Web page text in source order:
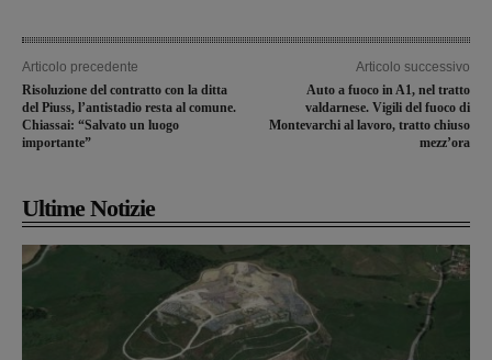
Articolo precedente
Risoluzione del contratto con la ditta
del Piuss, l’antistadio resta al comune.
Chiassai: “Salvato un luogo
importante”
Articolo successivo
Auto a fuoco in A1, nel tratto
valdarnese. Vigili del fuoco di
Montevarchi al lavoro, tratto chiuso
mezz’ora
Ultime Notizie